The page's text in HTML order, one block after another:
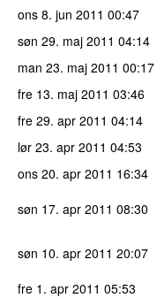
ons 8. jun 2011 00:47
søn 29. maj 2011 04:14
man 23. maj 2011 00:17
fre 13. maj 2011 03:46
fre 29. apr 2011 04:14
lør 23. apr 2011 04:53
ons 20. apr 2011 16:34
søn 17. apr 2011 08:30
søn 10. apr 2011 20:07
fre 1. apr 2011 05:53